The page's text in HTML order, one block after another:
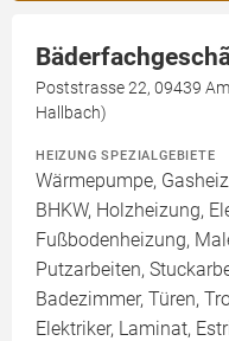
Poststrasse 22, 09439
Hallbach)
HEIZUNG SPEZIALGEBIETE
Wärmepumpe,
BHKW, Holzheizung,
Fußbodenheizung,
Putzarbeiten,
Badezimmer, Türen,
Elektriker, Laminat,